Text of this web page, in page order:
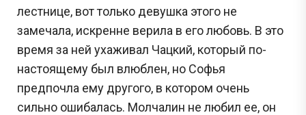
лестнице, вот только девушка этого не
замечала, искренне верила в его любовь. В это
время за ней ухаживал Чацкий, который по-
настоящему был влюблен, но Софья
предпочла ему другого, в котором очень
сильно ошибалась. Молчалин не любил ее, он